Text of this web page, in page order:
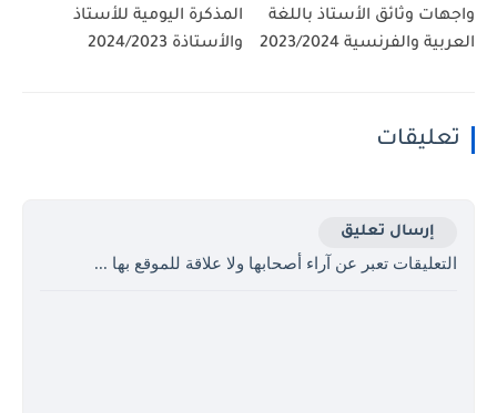
واجهات وثائق الأستاذ باللغة
العربية والفرنسية 2023/2024
المذكرة اليومية للأستاذ
والأستاذة 2024/2023
تعليقات
إرسال تعليق
التعليقات تعبر عن آراء أصحابها ولا علاقة للموقع بها ...